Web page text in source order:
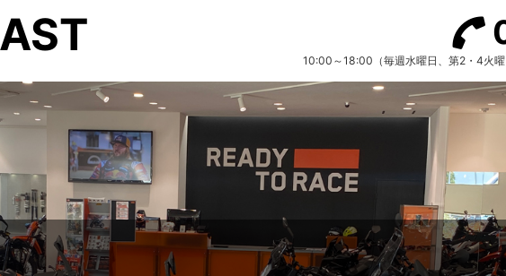
10:00～18:00（毎週水曜日、第2・4火曜